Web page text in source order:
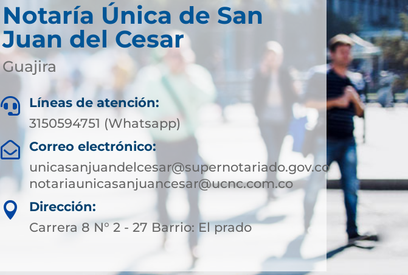
Notaría Única de San
Juan del Cesar
Guajira

Líneas de atención:
3150594751 (Whatsapp)

Correo electrónico:
unicasanjuandelcesar@supernotariado.gov.co
notariaunicasanjuancesar@ucnc.com.co

Dirección:
Carrera 8 N° 2 - 27 Barrio: El prado